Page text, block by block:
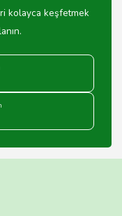
kolayca keşfetmek